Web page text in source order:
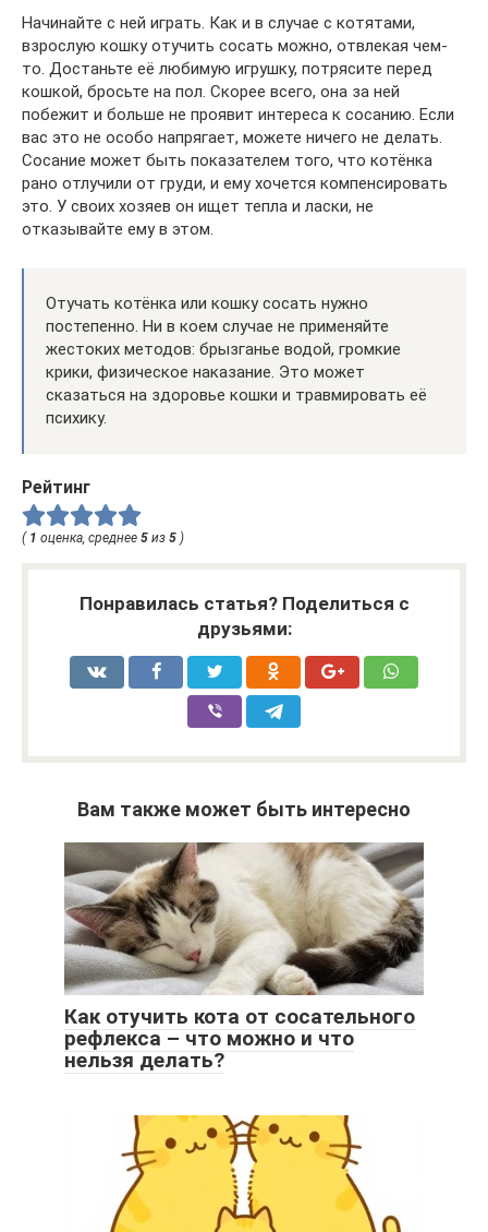
Начинайте с ней играть. Как и в случае с котятами,
взрослую кошку отучить сосать можно, отвлекая чем-
то. Достаньте её любимую игрушку, потрясите перед
кошкой, бросьте на пол. Скорее всего, она за ней
побежит и больше не проявит интереса к сосанию. Если
вас это не особо напрягает, можете ничего не делать.
Сосание может быть показателем того, что котёнка
рано отлучили от груди, и ему хочется компенсировать
это. У своих хозяев он ищет тепла и ласки, не
отказывайте ему в этом.
Отучать котёнка или кошку сосать нужно
постепенно. Ни в коем случае не применяйте
жестоких методов: брызганье водой, громкие
крики, физическое наказание. Это может
сказаться на здоровье кошки и травмировать её
психику.
Рейтинг
( 1 оценка, среднее 5 из 5 )
Понравилась статья? Поделиться с
друзьями:
Вам также может быть интересно
Как отучить кота от сосательного
рефлекса – что можно и что
нельзя делать?